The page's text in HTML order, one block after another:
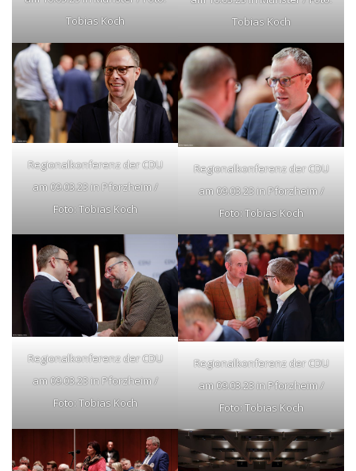
Tobias Koch
Tobias Koch
Regionalkonferenz der CDU
am 09.03.23 in Pforzheim /
Foto: Tobias Koch
Regionalkonferenz der CDU
am 09.03.23 in Pforzheim /
Foto: Tobias Koch
Regionalkonferenz der CDU
am 09.03.23 in Pforzheim /
Foto: Tobias Koch
Regionalkonferenz der CDU
am 09.03.23 in Pforzheim /
Foto: Tobias Koch